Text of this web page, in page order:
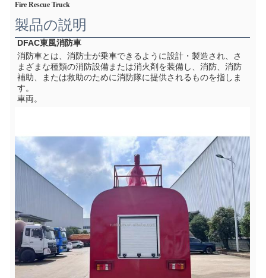
Fire Rescue Truck
製品の説明
DFAC東風消防車
消防車とは、消防士が乗車できるように設計・製造され、さ
まざまな種類の消防設備または消火剤を装備し、消防、消防
補助、または救助のために消防隊に提供されるものを指しま
す。
車両。